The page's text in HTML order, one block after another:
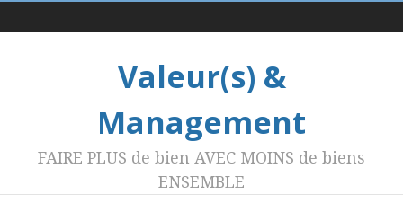
Menu 1
Valeur(s) &
Management
FAIRE PLUS de bien AVEC MOINS de biens
ENSEMBLE